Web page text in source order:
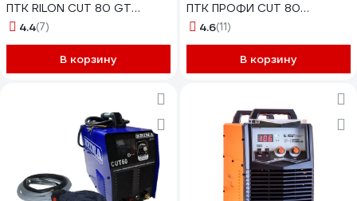
ПТК RILON CUT 80 GT
00000029762
4.4(7)
В корзину
ПТК ПРОФИ CUT 80
00000032745
4.6(11)
В корзину